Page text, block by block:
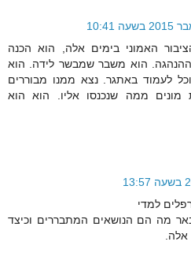
האמוני בימים אלה, הוא הכנה
הוא משבר שמבשר לידה. הוא
לעמוד באתגר. נצא ממנו מבוררים
מונים ממה שנכנסו אליו. הוא הוא
למדי
מה הם הנושאים המתבררים וכיצד
אלה.